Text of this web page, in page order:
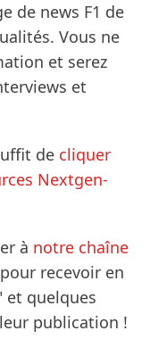
de news F1 de
Vous ne
et serez
et
de cliquer
Nextgen-
à notre chaîne
pour recevoir en
et quelques
publication !